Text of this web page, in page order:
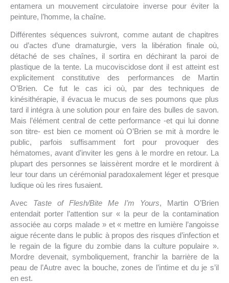
entamera un mouvement circulatoire inverse pour éviter la
peinture, l’homme, la chaîne.
Différentes séquences suivront, comme autant de chapitres
ou d’actes d’une dramaturgie, vers la libération finale où,
détaché de ses chaînes, il sortira en déchirant la paroi de
plastique de la tente. La mucoviscidose dont il est atteint est
explicitement constitutive des performances de Martin
O’Brien. Ce fut le cas ici où, par des techniques de
kinésithérapie, il évacua le mucus de ses poumons que plus
tard il intégra à une solution pour en faire des bulles de savon.
Mais l’élément central de cette performance -et qui lui donne
son titre- est bien ce moment où O’Brien se mit à mordre le
public, parfois suffisamment fort pour provoquer des
hématomes, avant d’inviter les gens à le mordre en retour. La
plupart des personnes se laissèrent mordre et le mordirent à
leur tour dans un cérémonial paradoxalement léger et presque
ludique où les rires fusaient.
Avec Taste of Flesh/Bite Me I’m Yours, Martin O’Brien
entendait porter l’attention sur « la peur de la contamination
associée au corps malade » et « mettre en lumière l’angoisse
aigue récente dans le public à propos des risques d’infection et
le regain de la figure du zombie dans la culture populaire ».
Mordre devenait, symboliquement, franchir la barrière de la
peau de l’Autre avec la bouche, zones de l’intime et du je s’il
en est.